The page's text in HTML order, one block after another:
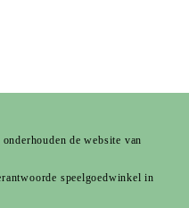
de website van
speelgoedwinkel in